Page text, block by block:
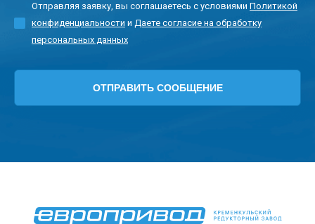
Отправляя заявку, вы соглашаетесь с условиями Политикой
конфиденциальности и Даете согласие на обработку
персональных данных